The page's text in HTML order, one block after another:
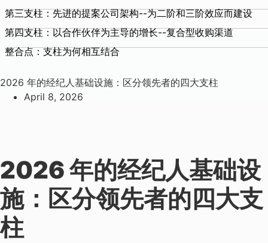
第三支柱：先进的提案公司架构--为二阶和三阶效应而建设
第四支柱：以合作伙伴为主导的增长--复合型收购渠道
整合点：支柱为何相互结合
2026 年的经纪人基础设施：区分领先者的四大支柱
April 8, 2026
2026 年的经纪人基础设
施：区分领先者的四大支
柱